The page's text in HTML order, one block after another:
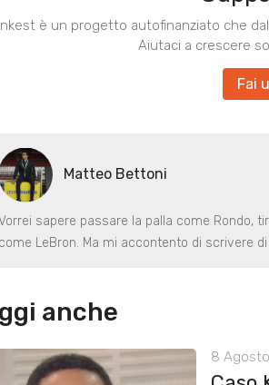
è un progetto autofinanziato che
Aiutaci a crescere
Fai
Matteo Bettoni
sapere passare la palla come Rondo,
come LeBron. Ma mi accontento di scrivere
anche
8